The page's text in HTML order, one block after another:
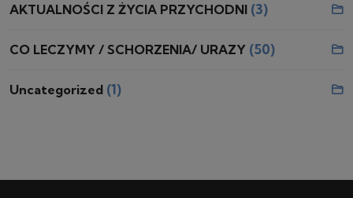
AKTUALNOŚCI Z ŻYCIA PRZYCHODNI (3)
CO LECZYMY / SCHORZENIA/ URAZY (50)
Uncategorized (1)